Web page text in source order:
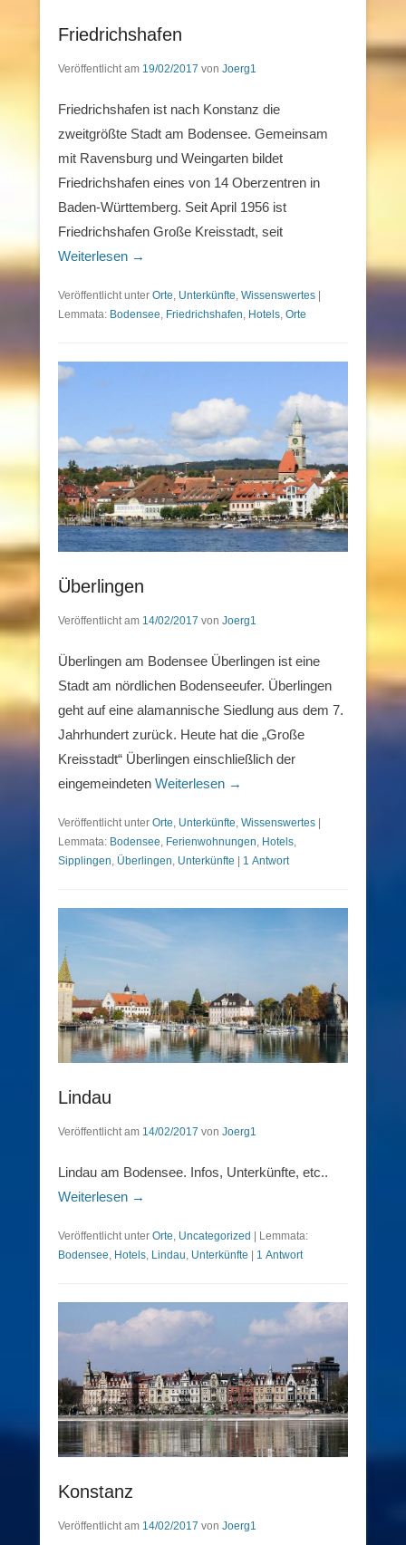
Friedrichshafen
Veröffentlicht am 19/02/2017 von Joerg1
Friedrichshafen ist nach Konstanz die
zweitgrößte Stadt am Bodensee. Gemeinsam
mit Ravensburg und Weingarten bildet
Friedrichshafen eines von 14 Oberzentren in
Baden-Württemberg. Seit April 1956 ist
Friedrichshafen Große Kreisstadt, seit
Weiterlesen →
Veröffentlicht unter Orte, Unterkünfte, Wissenswertes
Lemmata: Bodensee, Friedrichshafen, Hotels, Orte
Überlingen
Veröffentlicht am 14/02/2017 von Joerg1
Überlingen am Bodensee Überlingen ist eine
Stadt am nördlichen Bodenseeufer. Überlingen
geht auf eine alamannische Siedlung aus dem 7.
Jahrhundert zurück. Heute hat die „Große
Kreisstadt“ Überlingen einschließlich der
eingemeindeten Weiterlesen →
Veröffentlicht unter Orte Unterkünfte Wissenswertes |
Lemmata: Bodensee Ferienwohnungen Hotels
Sipplingen Überlingen Unterkünfte | 1 Antwort
Lindau
Veröffentlicht am 14/02/2017 von Joerg1
Lindau am Bodensee. Infos, Unterkünfte, etc..
Weiterlesen →
Veröffentlicht unter Orte Uncategorized | Lemmata:
Bodensee Hotels Lindau Unterkünfte | 1 Antwort
Konstanz
Veröffentlicht am 14/02/2017 von Joerg1